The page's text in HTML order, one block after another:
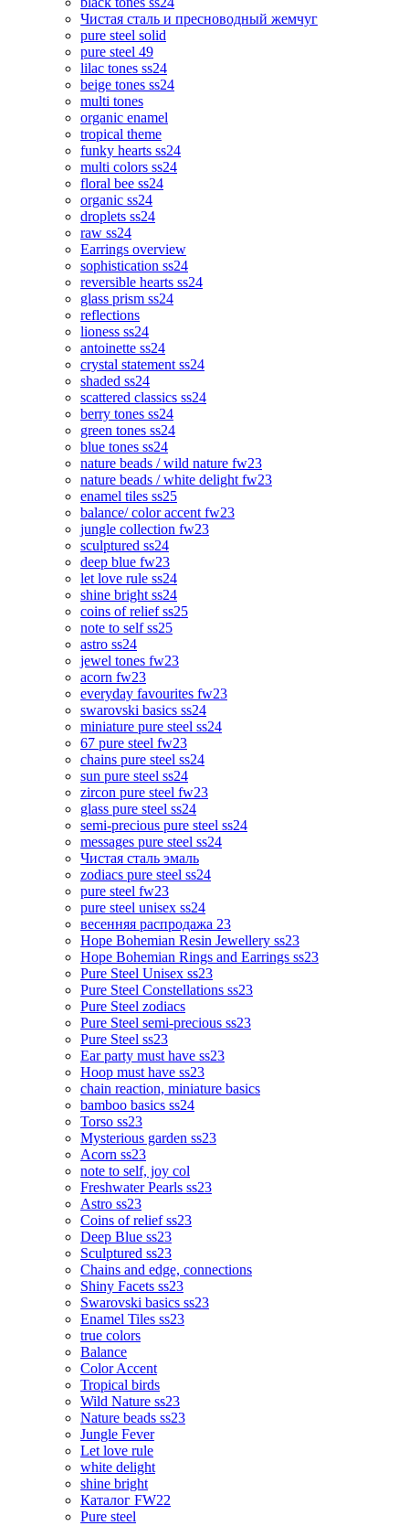
Чистая сталь и пресноводный жемчуг
pure steel solid
pure steel 49
lilac tones ss24
beige tones ss24
multi tones
organic enamel
tropical theme
funky hearts ss24
multi colors ss24
floral bee ss24
organic ss24
droplets ss24
raw ss24
Earrings overview
sophistication ss24
reversible hearts ss24
glass prism ss24
reflections
lioness ss24
antoinette ss24
crystal statement ss24
shaded ss24
scattered classics ss24
berry tones ss24
green tones ss24
blue tones ss24
nature beads / wild nature fw23
nature beads / white delight fw23
enamel tiles ss25
balance/ color accent fw23
jungle collection fw23
sculptured ss24
deep blue fw23
let love rule ss24
shine bright ss24
coins of relief ss25
note to self ss25
astro ss24
jewel tones fw23
acorn fw23
everyday favourites fw23
swarovski basics ss24
miniature pure steel ss24
67 pure steel fw23
chains pure steel ss24
sun pure steel ss24
zircon pure steel fw23
glass pure steel ss24
semi-precious pure steel ss24
messages pure steel ss24
Чистая сталь эмаль
zodiacs pure steel ss24
pure steel fw23
pure steel unisex ss24
весенняя распродажа 23
Hope Bohemian Resin Jewellery ss23
Hope Bohemian Rings and Earrings ss23
Pure Steel Unisex ss23
Pure Steel Constellations ss23
Pure Steel zodiacs
Pure Steel semi-precious ss23
Pure Steel ss23
Ear party must have ss23
Hoop must have ss23
chain reaction, miniature basics
bamboo basics ss24
Torso ss23
Mysterious garden ss23
Acorn ss23
note to self, joy col
Freshwater Pearls ss23
Astro ss23
Coins of relief ss23
Deep Blue ss23
Sculptured ss23
Chains and edge, connections
Shiny Facets ss23
Swarovski basics ss23
Enamel Tiles ss23
true colors
Balance
Color Accent
Tropical birds
Wild Nature ss23
Nature beads ss23
Jungle Fever
Let love rule
white delight
shine bright
Каталог FW22
Pure steel